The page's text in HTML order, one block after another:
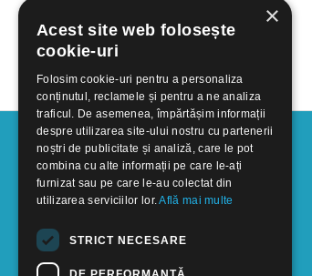
Contul meu
Autentificare
×
Acest site web folosește
cookie-uri
Folosim cookie-uri pentru a personaliza
conținutul, reclamele și pentru a ne analiza
traficul. De asemenea, împărtășim informații
despre utilizarea site-ului nostru cu partenerii
noștri de publicitate și analiză, care le pot
combina cu alte informații pe care le-ați
furnizat sau pe care le-au colectat din
utilizarea serviciilor lor.Află mai multe
STRICT NECESARE